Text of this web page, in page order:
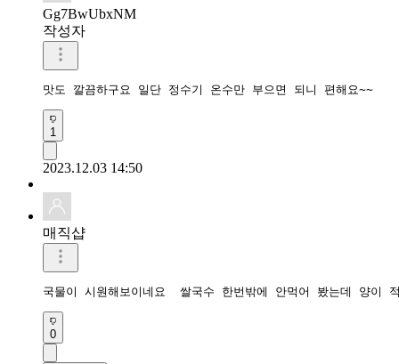
Gg7BwUbxNM
작성자
맛도 깔끔하구요 일단 정수기 온수만 부으면 되니 편해요~~
1
2023.12.03 14:50
매직샵
국물이 시원해보이네요  쌀국수 한번밖에 안먹어 봤는데 양이
0